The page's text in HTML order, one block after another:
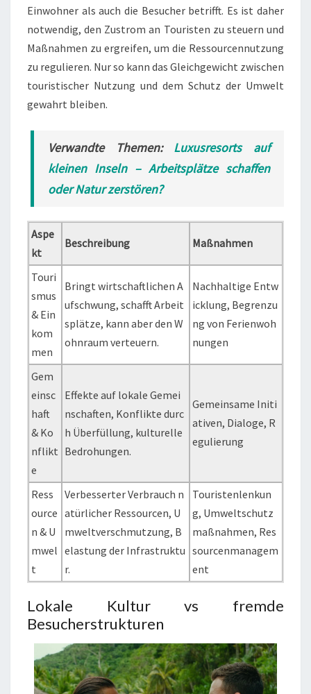
Einwohner als auch die Besucher betrifft. Es ist daher
notwendig, den Zustrom an Touristen zu steuern und
Maßnahmen zu ergreifen, um die Ressourcennutzung
zu regulieren. Nur so kann das Gleichgewicht zwischen
touristischer Nutzung und dem Schutz der Umwelt
gewahrt bleiben.
Verwandte Themen: Luxusresorts auf
kleinen Inseln – Arbeitsplätze schaffen
oder Natur zerstören?
Aspe
kt
Beschreibung Maßnahmen
Touri
smus
& Ein
kom
men
Bringt wirtschaftlichen A
ufschwung, schafft Arbeit
splätze, kann aber den W
ohnraum verteuern.
Nachhaltige Entw
icklung, Begrenzu
ng von Ferienwoh
nungen
Gem
einsc
haft
& Ko
nflikt
e
Effekte auf lokale Gemei
nschaften, Konflikte durc
h Überfüllung, kulturelle
Bedrohungen.
Gemeinsame Initi
ativen, Dialoge, R
egulierung
Ress
ource
n & U
mwel
t
Verbesserter Verbrauch n
atürlicher Ressourcen, U
mweltverschmutzung, B
elastung der Infrastruktu
r.
Touristenlenkun
g, Umweltschutz
maßnahmen, Res
sourcenmanagem
ent
Lokale Kultur vs fremde
Besucherstrukturen